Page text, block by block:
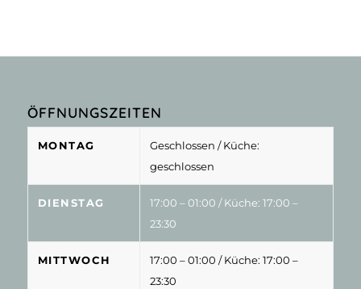
ÖFFNUNGSZEITEN
MONTAG Geschlossen / Küche:
geschlossen
DIENSTAG 17:00 – 01:00 / Küche: 17:00 –
23:30
MITTWOCH 17:00 – 01:00 / Küche: 17:00 –
23:30